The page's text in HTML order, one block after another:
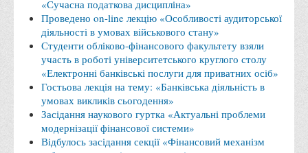
Заходи запобігання протиправним діям
Антикорупційні заходи
Протидія тероризму та насиллю
Як розпізнати глорифікацію збройної агресії РФ проти
України та протистояти їй?
Правила безпеки під час війни
Соціальна реклама
«Сучасна податкова дисципліна»
Проведено on-line лекцію «Особливості аудиторської
діяльності в умовах військового стану»
Студенти обліково-фінансового факультету взяли
участь в роботі університетського круглого столу
«Електронні банківські послуги для приватних осіб»
Гостьова лекція на тему: «Банківська діяльність в
умовах викликів сьогодення»
Засідання наукового гуртка «Актуальні проблеми
модернізації фінансової системи»
Відбулось засідання секції «Фінансовий механізм